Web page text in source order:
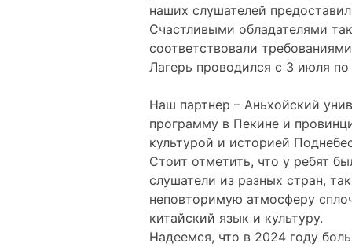
наших слушателей
Счастливыми обладателями
соответствовали
Лагерь проводился с 3 июля
Наш партнер – Аньхойский
программу в Пекине и
культурой и историей
Стоит отметить, что у ребят
слушатели из разных стран,
неповторимую атмосферу
китайский язык и культуру.
Надеемся, что в 2024 году